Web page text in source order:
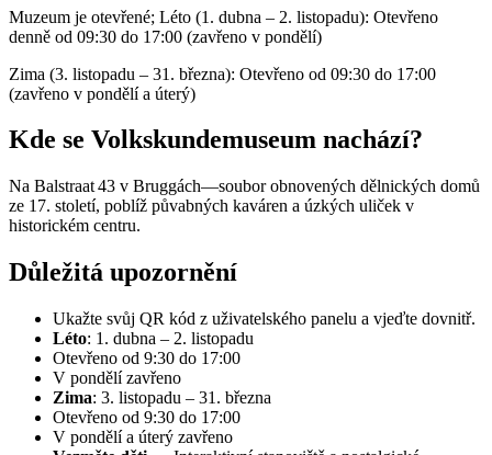
Muzeum je otevřené; Léto (1. dubna – 2. listopadu): Otevřeno
denně od 09:30 do 17:00 (zavřeno v pondělí)
Zima (3. listopadu – 31. března): Otevřeno od 09:30 do 17:00
(zavřeno v pondělí a úterý)
Kde se Volkskundemuseum nachází?
Na Balstraat 43 v Bruggách—soubor obnovených dělnických domů
ze 17. století, poblíž půvabných kaváren a úzkých uliček v
historickém centru.
Důležitá upozornění
Ukažte svůj QR kód z uživatelského panelu a vjeďte dovnitř.
Léto: 1. dubna – 2. listopadu
Otevřeno od 9:30 do 17:00
V pondělí zavřeno
Zima: 3. listopadu – 31. března
Otevřeno od 9:30 do 17:00
V pondělí a úterý zavřeno